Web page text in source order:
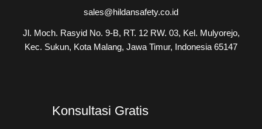
sales@hildansafety.co.id
Jl. Moch. Rasyid No. 9-B, RT. 12 RW. 03, Kel. Mulyorejo,
Kec. Sukun, Kota Malang, Jawa Timur, Indonesia 65147
Konsultasi Gratis